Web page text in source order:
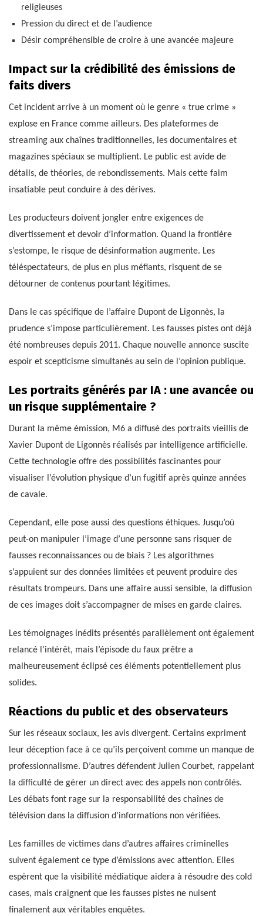
religieuses
Pression du direct et de l’audience
Désir compréhensible de croire à une avancée majeure
Impact sur la crédibilité des émissions de
faits divers
Cet incident arrive à un moment où le genre « true crime »
explose en France comme ailleurs. Des plateformes de
streaming aux chaînes traditionnelles, les documentaires et
magazines spéciaux se multiplient. Le public est avide de
détails, de théories, de rebondissements. Mais cette faim
insatiable peut conduire à des dérives.
Les producteurs doivent jongler entre exigences de
divertissement et devoir d’information. Quand la frontière
s’estompe, le risque de désinformation augmente. Les
téléspectateurs, de plus en plus méfiants, risquent de se
détourner de contenus pourtant légitimes.
Dans le cas spécifique de l’affaire Dupont de Ligonnès, la
prudence s’impose particulièrement. Les fausses pistes ont déjà
été nombreuses depuis 2011. Chaque nouvelle annonce suscite
espoir et scepticisme simultanés au sein de l’opinion publique.
Les portraits générés par IA : une avancée ou
un risque supplémentaire ?
Durant la même émission, M6 a diffusé des portraits vieillis de
Xavier Dupont de Ligonnès réalisés par intelligence artificielle.
Cette technologie offre des possibilités fascinantes pour
visualiser l’évolution physique d’un fugitif après quinze années
de cavale.
Cependant, elle pose aussi des questions éthiques. Jusqu’où
peut-on manipuler l’image d’une personne sans risquer de
fausses reconnaissances ou de biais ? Les algorithmes
s’appuient sur des données limitées et peuvent produire des
résultats trompeurs. Dans une affaire aussi sensible, la diffusion
de ces images doit s’accompagner de mises en garde claires.
Les témoignages inédits présentés parallèlement ont également
relancé l’intérêt, mais l’épisode du faux prêtre a
malheureusement éclipsé ces éléments potentiellement plus
solides.
Réactions du public et des observateurs
Sur les réseaux sociaux, les avis divergent. Certains expriment
leur déception face à ce qu’ils perçoivent comme un manque de
professionnalisme. D’autres défendent Julien Courbet, rappelant
la difficulté de gérer un direct avec des appels non contrôlés.
Les débats font rage sur la responsabilité des chaînes de
télévision dans la diffusion d’informations non vérifiées.
Les familles de victimes dans d’autres affaires criminelles
suivent également ce type d’émissions avec attention. Elles
espèrent que la visibilité médiatique aidera à résoudre des cold
cases, mais craignent que les fausses pistes ne nuisent
finalement aux véritables enquêtes.